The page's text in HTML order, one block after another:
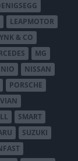
LEAPMOTOR
& CO
MG
NIO
NISSAN
PORSCHE
SMART
SUZUKI